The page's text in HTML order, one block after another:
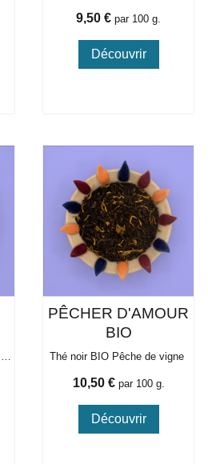
Prix
9,50 € par 100 g.
Découvrir
Thé blanc Pêche fleurs de sureau bio
PÊCHER D'AMOUR
BIO
Thé noir BIO Pêche de vigne
Prix
10,50 € par 100 g.
Découvrir